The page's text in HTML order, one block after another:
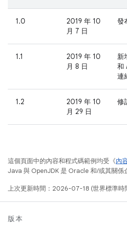
1.0
2019 年 10
月 7 日
發
1.1
2019 年 10
月 8 日
新
和
連
1.2
2019 年 10
月 29 日
修
這個頁面中的內容和程式碼範例均受《內
Java 與 OpenJDK 是 Oracle 和/或其關係
上次更新時間：2026-07-18 (世界標準時
版本